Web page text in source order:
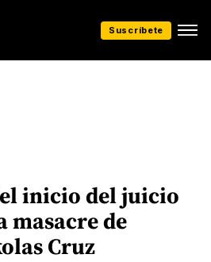
Suscríbete
inicio del juicio
masacre de
Cruz